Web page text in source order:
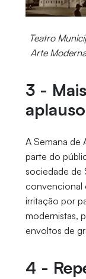
Teatro
Arte
3 -
A Semana de
parte do
sociedade de
convencional
irritação por
modernistas,
envoltos de
4 -